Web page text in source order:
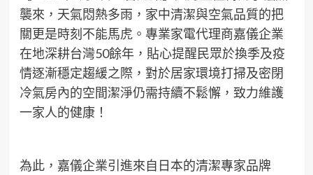
襲來，天氣悶熱多雨，家中清潔與空氣品質的把
關更是時刻不能馬虎。專業家電代理商嘉儀企業
在地深耕台灣50餘年，貼心提醒民眾於換季及疫
情逐漸穩定趨緩之際，對於居家環境打掃及密閉
冷氣房內的空間潔淨仍需持續不鬆懈，致力維護
一家人的健康！
為此，嘉儀企業引進來自日本的清潔專家品牌